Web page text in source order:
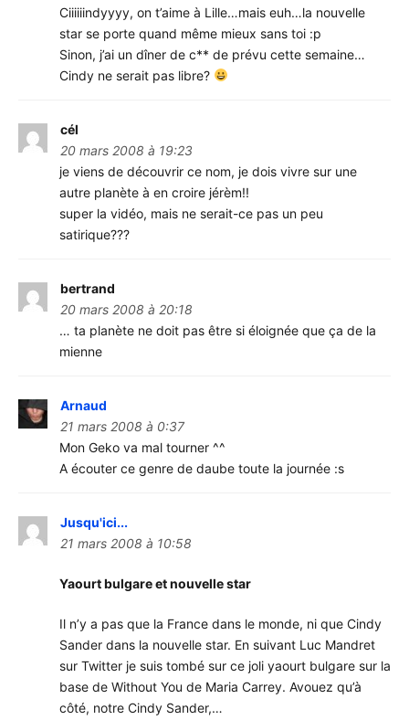
Ciiiiiindyyyy, on t’aime à Lille…mais euh…la nouvelle
star se porte quand même mieux sans toi :p
Sinon, j’ai un dîner de c** de prévu cette semaine…
Cindy ne serait pas libre?
cél
20 mars 2008 à 19:23
je viens de découvrir ce nom, je dois vivre sur une
autre planète à en croire jérèm!!
super la vidéo, mais ne serait-ce pas un peu
satirique???
bertrand
20 mars 2008 à 20:18
… ta planète ne doit pas être si éloignée que ça de la
mienne
Arnaud
21 mars 2008 à 0:37
Mon Geko va mal tourner ^^
A écouter ce genre de daube toute la journée :s
Jusqu'ici...
21 mars 2008 à 10:58
Yaourt bulgare et nouvelle star
Il n’y a pas que la France dans le monde, ni que Cindy
Sander dans la nouvelle star. En suivant Luc Mandret
sur Twitter je suis tombé sur ce joli yaourt bulgare sur la
base de Without You de Maria Carrey. Avouez qu’à
côté, notre Cindy Sander,…